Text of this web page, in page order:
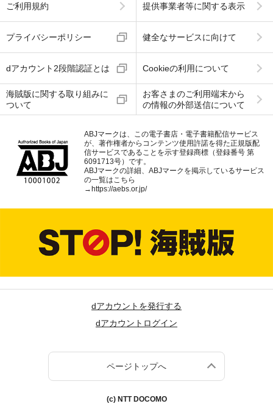
ご利用規約 提供事業者等に関する表示
プライバシーポリシー 健全なサービスに向けて
dアカウント2段階認証とは Cookieの利用について
海賊版に関する取り組みに
ついて
お客さまのご利用端末から
の情報の外部送信について
ABJマークは、この電子書店・電子書籍配信サービス
が、著作権者からコンテンツ使用許諾を得た正規版配
信サービスであることを示す登録商標（登録番号 第
6091713号）です。
ABJマークの詳細、ABJマークを掲示しているサービス
の一覧はこちら
→ https://aebs.or.jp/
dアカウントを発行する
dアカウントログイン
ページトップへ
(c) NTT DOCOMO